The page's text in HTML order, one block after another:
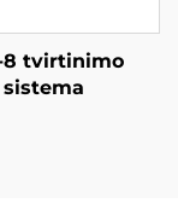
8 tvirtinimo
sistema